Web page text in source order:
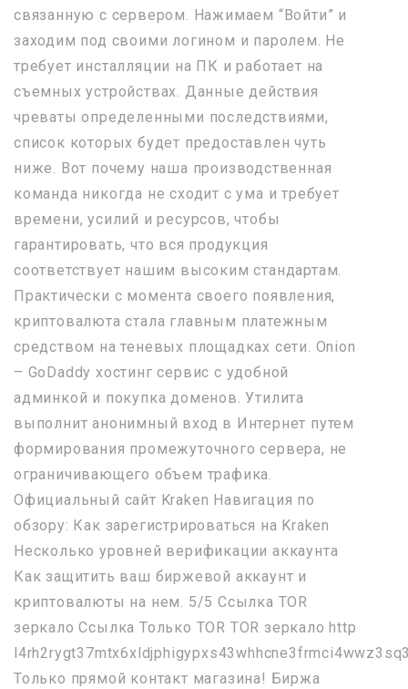
связанную с сервером. Нажимаем “Войти” и
заходим под своими логином и паролем. Не
требует инсталляции на ПК и работает на
съемных устройствах. Данные действия
чреваты определенными последствиями,
список которых будет предоставлен чуть
ниже. Вот почему наша производственная
команда никогда не сходит с ума и требует
времени, усилий и ресурсов, чтобы
гарантировать, что вся продукция
соответствует нашим высоким стандартам.
Практически с момента своего появления,
криптовалюта стала главным платежным
средством на теневых площадках сети. Onion
– GoDaddy хостинг сервис с удобной
админкой и покупка доменов. Утилита
выполнит анонимный вход в Интернет путем
формирования промежуточного сервера, не
ограничивающего объем трафика.
Официальный сайт Kraken Навигация по
обзору: Как зарегистрироваться на Kraken
Несколько уровней верификации аккаунта
Как защитить ваш биржевой аккаунт и
криптовалюты на нем. 5/5 Ссылка TOR
зеркало Ссылка Только TOR TOR зеркало http
Только прямой контакт магазина! Биржа